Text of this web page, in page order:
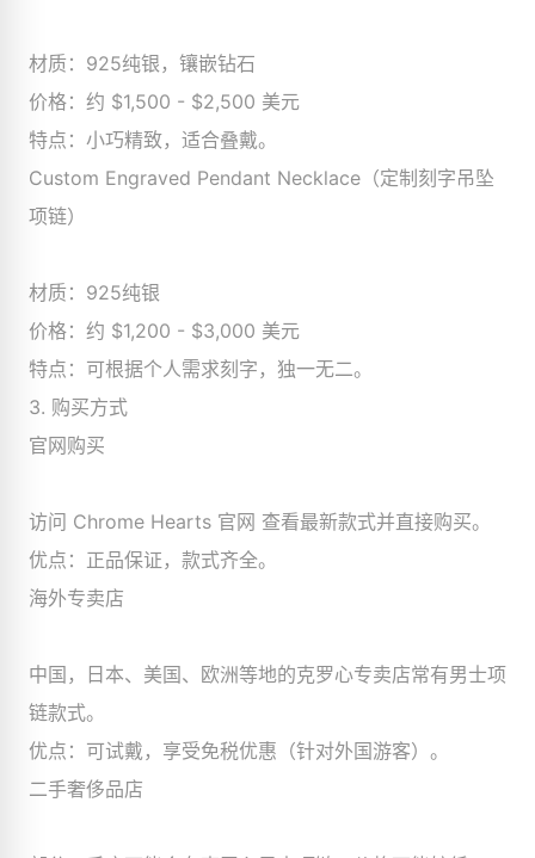
材质：925纯银，镶嵌钻石
价格：约 $1,500 - $2,500 美元
特点：小巧精致，适合叠戴。
Custom Engraved Pendant Necklace（定制刻字吊坠
项链）
材质：925纯银
价格：约 $1,200 - $3,000 美元
特点：可根据个人需求刻字，独一无二。
3. 购买方式
官网购买
访问 Chrome Hearts 官网 查看最新款式并直接购买。
优点：正品保证，款式齐全。
海外专卖店
中国，日本、美国、欧洲等地的克罗心专卖店常有男士项
链款式。
优点：可试戴，享受免税优惠（针对外国游客）。
二手奢侈品店